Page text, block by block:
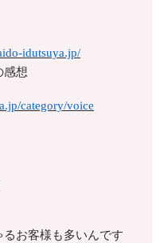
idutsuya.jp/
感想
category/voice
お客様も多いんです